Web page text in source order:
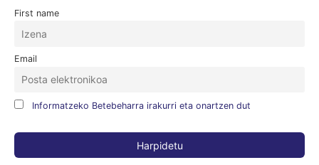
First name
Email
Informatzeko Betebeharra irakurri eta onartzen dut